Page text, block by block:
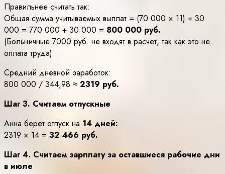
Правильнее считать так:
Общая сумма учитываемых выплат = (70 000 × 11) + 30
000 = 770 000 + 30 000 = 800 000 руб.
(Больничные 7000 руб. не входят в расчет, так как это не
оплата труда)
Средний дневной заработок:
800 000 / 344,98 ≈ 2319 руб.
Шаг 3. Считаем отпускные
Анна берет отпуск на 14 дней:
2319 × 14 = 32 466 руб.
Шаг 4. Считаем зарплату за оставшиеся рабочие дни
в июле